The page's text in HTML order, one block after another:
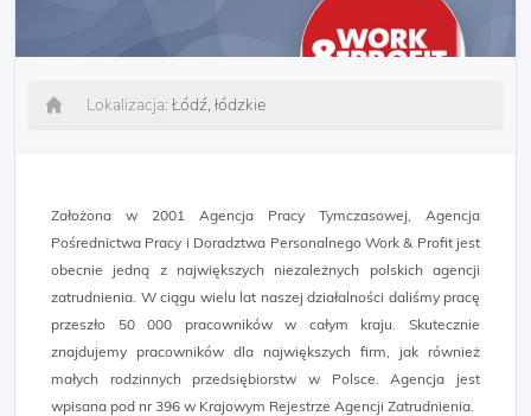
Lokalizacja: Łódź, łódzkie
Założona w 2001 Agencja Pracy Tymczasowej, Agencja
Pośrednictwa Pracy i Doradztwa Personalnego Work & Profit jest
obecnie jedną z największych niezależnych polskich agencji
zatrudnienia. W ciągu wielu lat naszej działalności daliśmy pracę
przeszło 50 000 pracowników w całym kraju. Skutecznie
znajdujemy pracowników dla największych firm, jak również
małych rodzinnych przedsiębiorstw w Polsce. Agencja jest
wpisana pod nr 396 w Krajowym Rejestrze Agencji Zatrudnienia.